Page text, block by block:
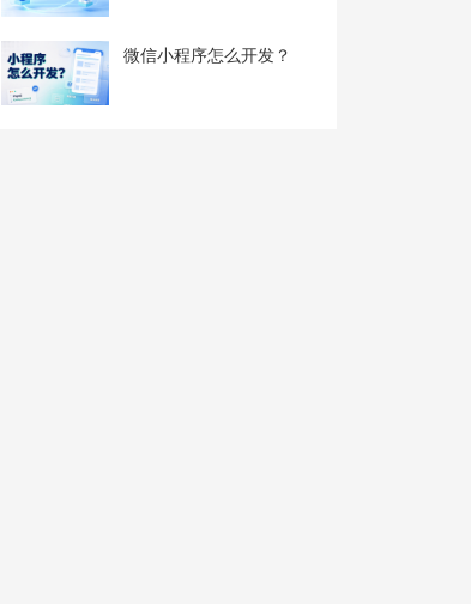
微信小程序怎么开发？